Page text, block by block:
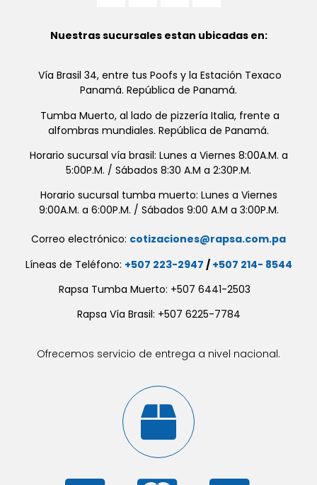
Nuestras sucursales estan ubicadas en:
Vía Brasil 34, entre tus Poofs y la Estación Texaco
Panamá. República de Panamá.
Tumba Muerto, al lado de pizzería Italia, frente a
alfombras mundiales. República de Panamá.
Horario sucursal vía brasil: Lunes a Viernes 8:00A.M. a
5:00P.M. / Sábados 8:30 A.M a 2:30P.M.
Horario sucursal tumba muerto: Lunes a Viernes
9:00A.M. a 6:00P.M. / Sábados 9:00 A.M a 3:00P.M.
Correo electrónico: cotizaciones@rapsa.com.pa
Líneas de Teléfono: +507 223-2947 / +507 214- 8544
Rapsa Tumba Muerto: +507 6441-2503
Rapsa Vía Brasil: +507 6225-7784
Ofrecemos servicio de entrega a nivel nacional.